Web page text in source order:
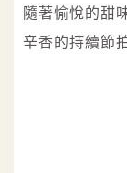
隨著愉悅的甜
辛香的持續節